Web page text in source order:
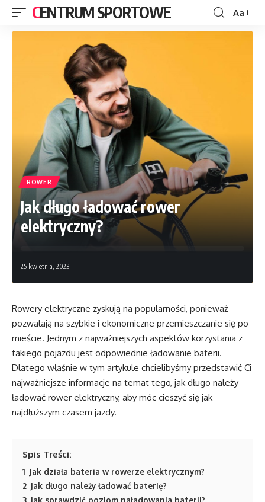
CENTRUM SPORTOWE Aa
ROWER
Jak długo ładować rower
elektryczny?
25 kwietnia, 2023
Rowery elektryczne zyskują na popularności, ponieważ
pozwalają na szybkie i ekonomiczne przemieszczanie się po
mieście. Jednym z najważniejszych aspektów korzystania z
takiego pojazdu jest odpowiednie ładowanie baterii.
Dlatego właśnie w tym artykule chcielibyśmy przedstawić Ci
najważniejsze informacje na temat tego, jak długo należy
ładować rower elektryczny, aby móc cieszyć się jak
najdłuższym czasem jazdy.
Spis Treści:
1 Jak działa bateria w rowerze elektrycznym?
2 Jak długo należy ładować baterię?
3 Jak sprawdzić poziom naładowania baterii?